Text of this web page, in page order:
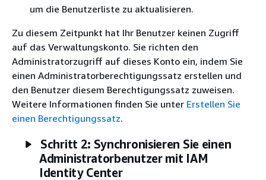
um die Benutzerliste zu aktualisieren.
Zu diesem Zeitpunkt hat Ihr Benutzer keinen Zugriff
auf das Verwaltungskonto. Sie richten den
Administratorzugriff auf dieses Konto ein, indem Sie
einen Administratorberechtigungssatz erstellen und
den Benutzer diesem Berechtigungssatz zuweisen.
Weitere Informationen finden Sie unter Erstellen Sie
einen Berechtigungssatz.
Schritt 2: Synchronisieren Sie einen
Administratorbenutzer mit IAM
Identity Center